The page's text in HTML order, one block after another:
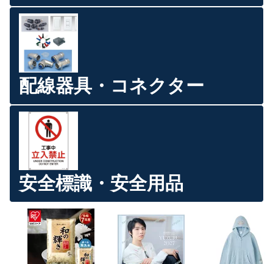
配線器具・コネクター
安全標識・安全用品